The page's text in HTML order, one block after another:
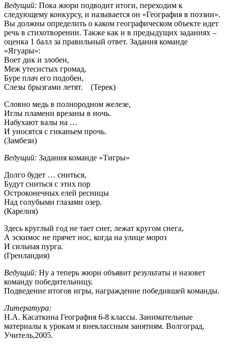
Ведущий: Пока жюри подводит итоги, переходим к
следующему конкурсу, и называется он «География в поэзии».
Вы должны определить о каком географическом объекте идет
речь в стихотворении. Также как и в предыдущих заданиях –
оценка 1 балл за правильный ответ. Задания команде
«Ягуары»:
Воет дик и злобен,
Меж утесистых громад,
Буре плач его подобен,
Слезы брызгами летят. (Терек)
Словно медь в полнородном железе,
Иглы пламени врезаны в ночь.
Набухают валы на …
И уносятся с гиканьем прочь.
(Замбези)
Ведущий: Задания команде «Тигры»
Долго будет … сниться,
Будут сниться с этих пор
Остроконечных елей ресницы
Над голубыми глазами озер.
(Карелия)
Здесь круглый год не тает снег, лежат кругом снега,
А эскимос не прячет нос, когда на улице мороз
И сильная пурга.
(Гренландия)
Ведущий: Ну а теперь жюри объявит результаты и назовет
команду победительницу.
Подведение итогов игры, награждение победившей команды.
Литература:
Н.А. Касаткина География 6-8 классы. Занимательные
материалы к урокам и внеклассным занятиям. Волгоград,
Учитель,2005.